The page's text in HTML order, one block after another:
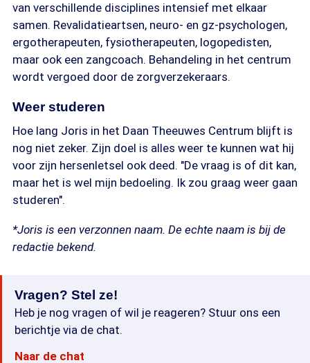
van verschillende disciplines intensief met elkaar
samen. Revalidatieartsen, neuro- en gz-psychologen,
ergotherapeuten, fysiotherapeuten, logopedisten,
maar ook een zangcoach. Behandeling in het centrum
wordt vergoed door de zorgverzekeraars.
Weer studeren
Hoe lang Joris in het Daan Theeuwes Centrum blijft is
nog niet zeker. Zijn doel is alles weer te kunnen wat hij
voor zijn hersenletsel ook deed. "De vraag is of dit kan,
maar het is wel mijn bedoeling. Ik zou graag weer gaan
studeren".
*Joris is een verzonnen naam. De echte naam is bij de
redactie bekend.
Vragen? Stel ze!
Heb je nog vragen of wil je reageren? Stuur ons een
berichtje via de chat.
Naar de chat